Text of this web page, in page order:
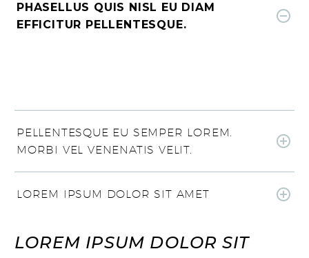
PHASELLUS QUIS NISL EU DIAM
EFFICITUR PELLENTESQUE.
PELLENTESQUE EU SEMPER LOREM.
MORBI VEL VENENATIS VELIT.
LOREM IPSUM DOLOR SIT AMET
LOREM IPSUM DOLOR SIT